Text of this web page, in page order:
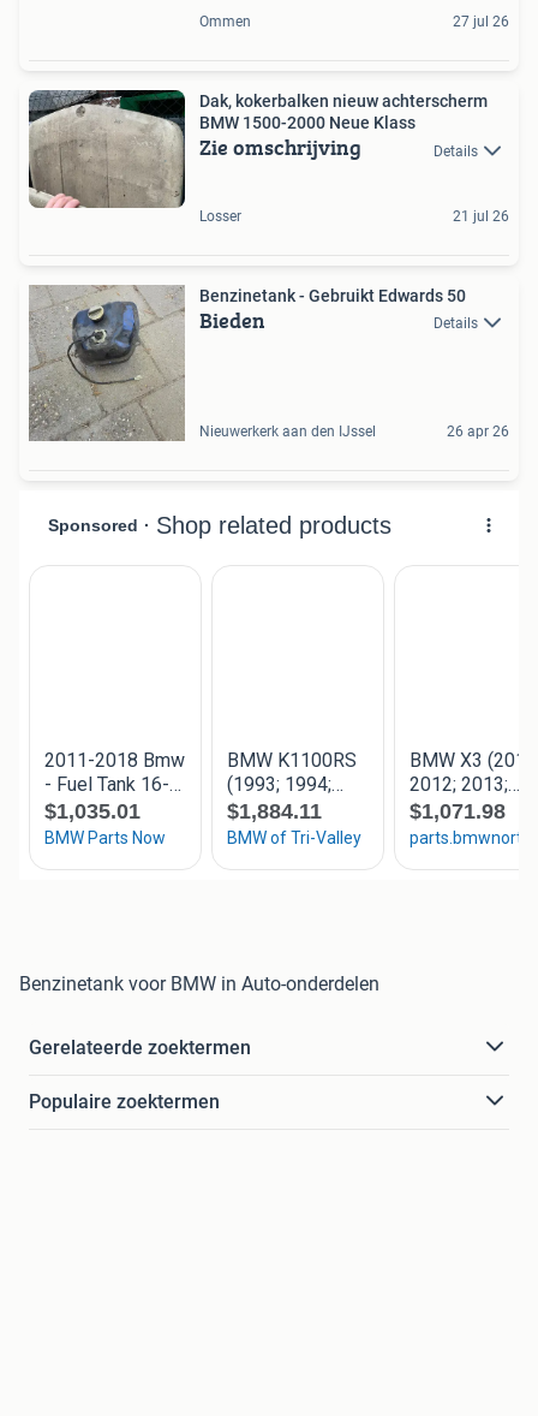
Ommen 27 jul 26
Dak, kokerbalken nieuw achterscherm
BMW 1500-2000 Neue Klass
Zie omschrijving Details
Losser 21 jul 26
Benzinetank - Gebruikt Edwards 50
Bieden Details
Nieuwerkerk aan den IJssel 26 apr 26
Benzinetank voor BMW in Auto-onderdelen
Gerelateerde zoektermen
Populaire zoektermen